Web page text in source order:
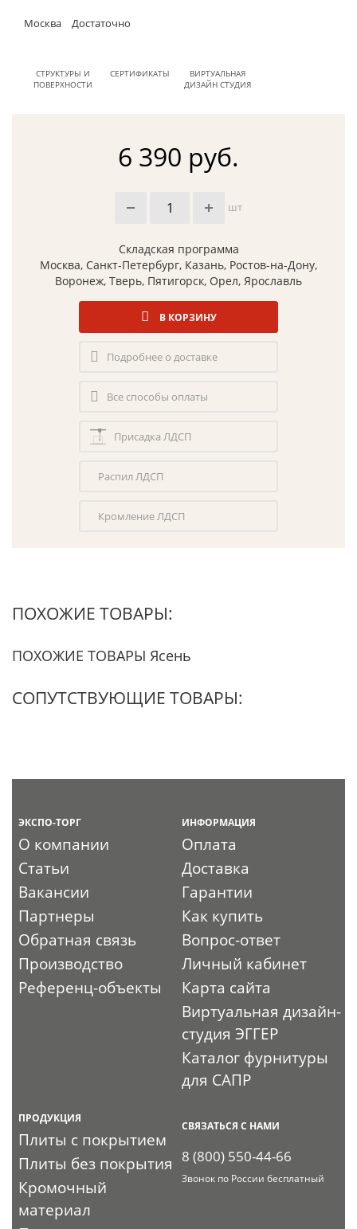
Москва Достаточно
СТРУКТУРЫ И
ПОВЕРХНОСТИ
СЕРТИФИКАТЫ
ВИРТУАЛЬНАЯ
ДИЗАЙН СТУДИЯ
6 390 руб.
шт
Складская программа
Москва, Санкт-Петербург, Казань, Ростов-на-Дону,
Воронеж, Тверь, Пятигорск, Орел, Ярославль
В КОРЗИНУ
Подробнее о доставке
Все способы оплаты
Присадка ЛДСП
Распил ЛДСП
Кромление ЛДСП
ПОХОЖИЕ ТОВАРЫ:
ПОХОЖИЕ ТОВАРЫ Ясень
СОПУТСТВУЮЩИЕ ТОВАРЫ:
ЭКСПО-ТОРГ
О компании
Статьи
Вакансии
Партнеры
Обратная связь
Производство
Референц-объекты
ИНФОРМАЦИЯ
Оплата
Доставка
Гарантии
Как купить
Вопрос-ответ
Личный кабинет
Карта сайта
Виртуальная дизайн-
студия ЭГГЕР
Каталог фурнитуры
для САПР
ПРОДУКЦИЯ
Плиты с покрытием
Плиты без покрытия
Кромочный
материал
СВЯЗАТЬСЯ С НАМИ
8 (800) 550-44-66
Звонок по России бесплатный